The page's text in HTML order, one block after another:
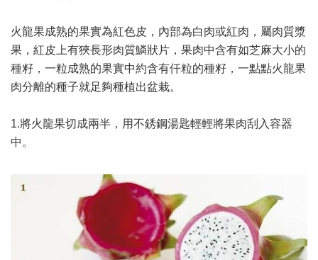
火龍果成熟的果實為紅色皮，內部為白肉或紅肉，屬肉質漿
果，紅皮上有狹長形肉質鱗狀片，果肉中含有如芝麻大小的
種籽，一粒成熟的果實中約含有仟粒的種籽，一點點火龍果
肉分離的種子就足夠種植出盆栽。
1.將火龍果切成兩半，用不銹鋼湯匙輕輕將果肉刮入容器
中。